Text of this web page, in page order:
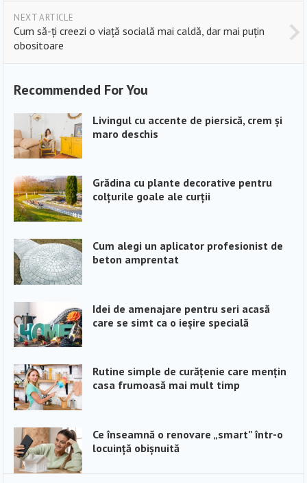
NEXT ARTICLE
Cum să-ți creezi o viață socială mai caldă, dar mai puțin
obositoare
Recommended For You
Livingul cu accente de piersică, crem și
maro deschis
Grădina cu plante decorative pentru
colțurile goale ale curții
Cum alegi un aplicator profesionist de
beton amprentat
Idei de amenajare pentru seri acasă
care se simt ca o ieșire specială
Rutine simple de curățenie care mențin
casa frumoasă mai mult timp
Ce înseamnă o renovare „smart” într-o
locuință obișnuită